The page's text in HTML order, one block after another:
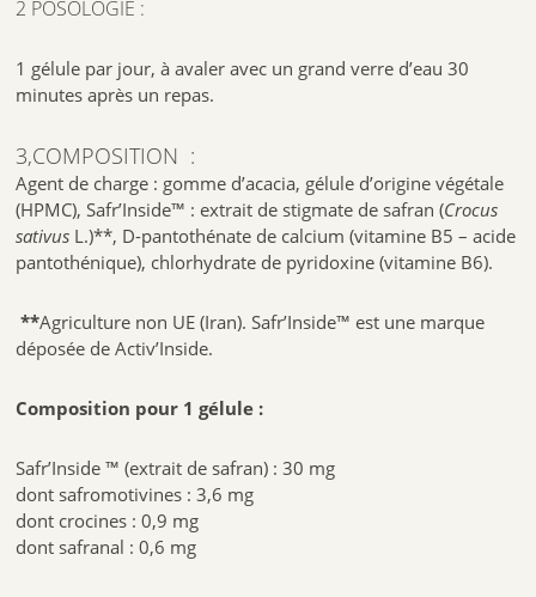
2 POSOLOGIE :
1 gélule par jour, à avaler avec un grand verre d’eau 30
minutes après un repas.
3,COMPOSITION :
Agent de charge : gomme d’acacia, gélule d’origine végétale
(HPMC), Safr’Inside™ : extrait de stigmate de safran (Crocus
sativus L.)**, D-pantothénate de calcium (vitamine B5 – acide
pantothénique), chlorhydrate de pyridoxine (vitamine B6).
**Agriculture non UE (Iran). Safr’Inside™ est une marque
déposée de Activ’Inside.
Composition pour 1 gélule :
Safr’Inside ™ (extrait de safran) : 30 mg
dont safromotivines : 3,6 mg
dont crocines : 0,9 mg
dont safranal : 0,6 mg